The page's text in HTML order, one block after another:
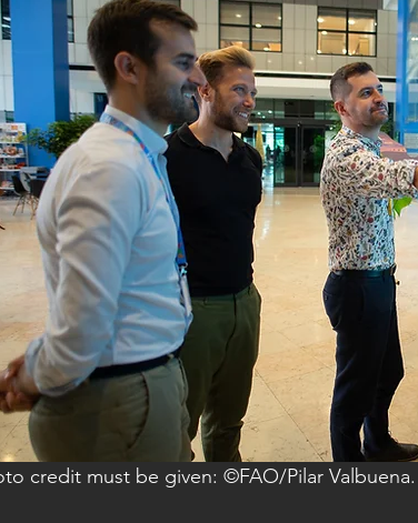
credit must be given: ©FAO/Pilar